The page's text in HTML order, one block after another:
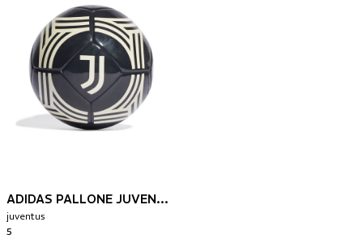
ADIDAS PALLONE JUVENTUS THIRD 23/24
juventus
5